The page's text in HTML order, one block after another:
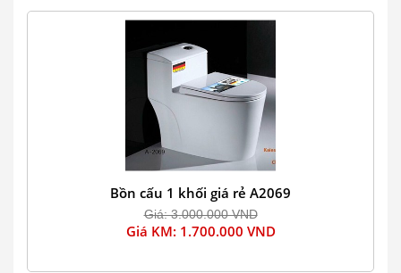
Bồn cấu 1 khối giá rẻ A2069
Giá: 3.000.000 VND
Giá KM: 1.700.000 VND